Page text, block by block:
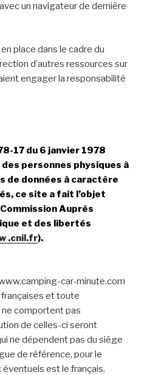
un navigateur de dernière
place dans le cadre du
d’autres ressources sur
engager la responsabilité
17 du 6 janvier 1978
personnes physiques à
de données à caractère
ce site a fait l’objet
Auprès
et des libertés
.cnil.fr).
car-minute.com
et toute
comportent pas
de celles-ci seront
ne dépendent pas du siège
de référence, pour le
est le français.